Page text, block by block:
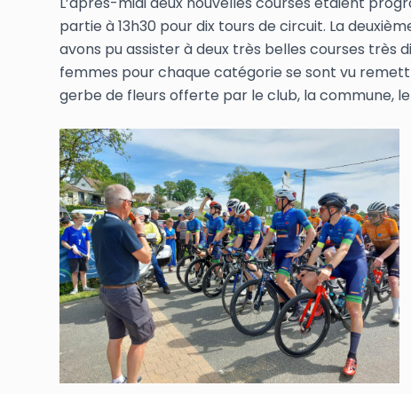
partie à 13h30 pour dix tours de circuit. La
avons pu assister à deux très belles courses très
femmes pour chaque catégorie se sont vu
gerbe de fleurs offerte par le club, la commune,